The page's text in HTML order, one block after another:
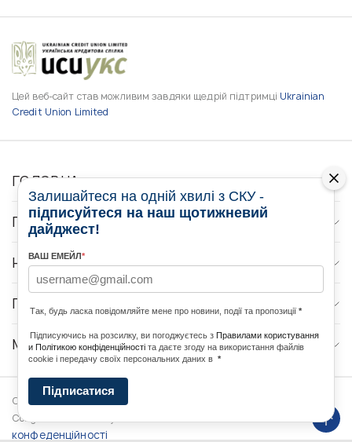
Цей веб-сайт став можливим завдяки щедрій підтримці Ukrainian
Credit Union Limited
ГОЛОВНА
ПРО НАС
НОВИНИ
ПРОГРАМИ
МЕДІА КОНТАКТИ
Copyright © 2026 Ukrainian World
Congress. Powered by
конфеденційності
Залишайтеся на одній хвилі з СКУ -
підписуйтеся на наш щотижневий
дайджест!
ВАШ ЕМЕЙЛ*
Так, будь ласка повідомляйте мене про новини, події та пропозиції *
Підписуючись на розсилку, ви погоджуєтесь з Правилами користування
и Політикою конфіденційності та даєте згоду на використання файлів
cookie і передачу своїх персональних даних в *
Підписатися